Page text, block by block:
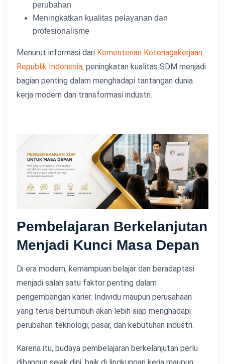
perubahan
Meningkatkan kualitas pelayanan dan
profesionalisme
Menurut informasi dari Kementerian Ketenagakerjaan
Republik Indonesia, peningkatan kualitas SDM menjadi
bagian penting dalam menghadapi tantangan dunia
kerja modern dan transformasi industri.
Pembelajaran Berkelanjutan
Menjadi Kunci Masa Depan
Di era modern, kemampuan belajar dan beradaptasi
menjadi salah satu faktor penting dalam
pengembangan karier. Individu maupun perusahaan
yang terus bertumbuh akan lebih siap menghadapi
perubahan teknologi, pasar, dan kebutuhan industri.
Karena itu, budaya pembelajaran berkelanjutan perlu